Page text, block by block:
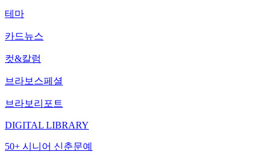
테마
카드뉴스
컷&칼럼
브라보스페셜
브라보리포트
DIGITAL LIBRARY
50+ 시니어 신춘문예